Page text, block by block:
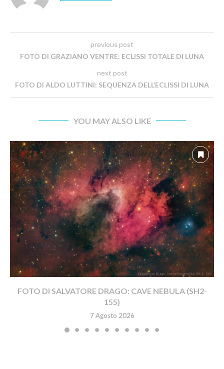
previous post
FOTO DI GRAZIANO VENTRE: ECLISSI TOTALE DI LUNA
next post
FOTO DI ALDO LUTTINI: SEQUENZA DELL’ECLISSI DI LUNA
YOU MAY ALSO LIKE
FOTO DI SALVATORE DRAGO: CAVE NEBULA (SH2-
155)
7 Agosto 2026